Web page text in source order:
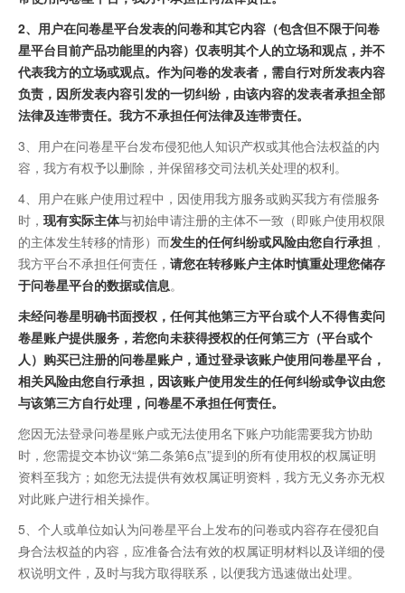
2、用户在问卷星平台发表的问卷和其它内容（包含但不限于问卷
星平台目前产品功能里的内容）仅表明其个人的立场和观点，并不
代表我方的立场或观点。作为问卷的发表者，需自行对所发表内容
负责，因所发表内容引发的一切纠纷，由该内容的发表者承担全部
法律及连带责任。我方不承担任何法律及连带责任。
3、用户在问卷星平台发布侵犯他人知识产权或其他合法权益的内
容，我方有权予以删除，并保留移交司法机关处理的权利。
4、用户在账户使用过程中，因使用我方服务或购买我方有偿服务
时， 现有实际主体与初始申请注册的主体不一致（即账户使用权限
的主体发生转移的情形）而发生的任何纠纷或风险由您自行承担 ，
我方平台不承担任何责任， 请您在转移账户主体时慎重处理您储存
于问卷星平台的数据或信息。
未经问卷星明确书面授权，任何其他第三方平台或个人不得售卖问
卷星账户提供服务，若您向未获得授权的任何第三方（平台或个
人）购买已注册的问卷星账户，通过登录该账户使用问卷星平台，
相关风险由您自行承担，因该账户使用发生的任何纠纷或争议由您
与该第三方自行处理，问卷星不承担任何责任。
您因无法登录问卷星账户或无法使用名下账户功能需要我方协助
时，您需提交本协议“第二条第6点”提到的所有使用权的权属证明
资料至我方；如您无法提供有效权属证明资料，我方无义务亦无权
对此账户进行相关操作。
5、个人或单位如认为问卷星平台上发布的问卷或内容存在侵犯自
身合法权益的内容，应准备合法有效的权属证明材料以及详细的侵
权说明文件，及时与我方取得联系，以便我方迅速做出处理。